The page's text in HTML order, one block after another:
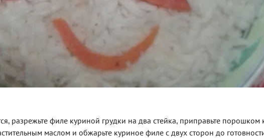
разрежьте филе куриной грудки на два стейка, приправьте порошком
маслом и обжарьте куриное филе с двух сторон до